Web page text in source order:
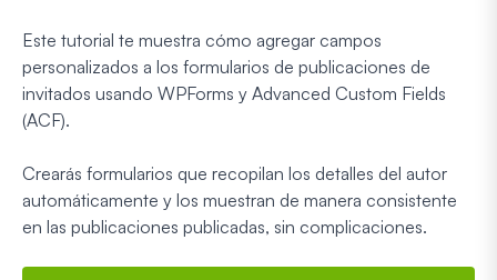
Este tutorial te muestra cómo agregar campos
personalizados a los formularios de publicaciones de
invitados usando WPForms y Advanced Custom Fields
(ACF).
Crearás formularios que recopilan los detalles del autor
automáticamente y los muestran de manera consistente
en las publicaciones publicadas, sin complicaciones.